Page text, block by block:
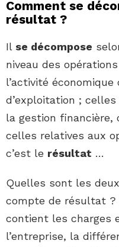
Comment se
résultat ?
Il se décompose
niveau des
l’activité économique
d’exploitation ;
la gestion financière,
celles relatives aux
c’est le résultat …
Quelles sont les
compte de résultat ?
contient les charges
l’entreprise, la